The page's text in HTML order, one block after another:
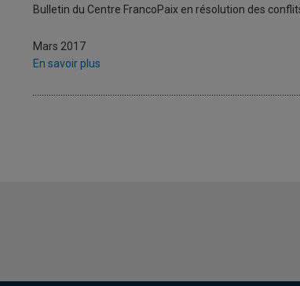
Bulletin du Centre FrancoPaix en résolution des
Mars 2017
En savoir plus